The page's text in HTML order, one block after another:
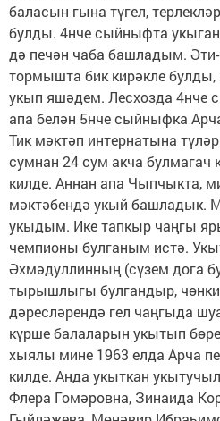
баласын гына түгел,
булды. 4нче сыйныфта
дә печән чаба башладым.
тормышта бик кирәкле булды,
укып яшәдем. Лесхозда 4нче
апа белән 5нче сыйныфка
Тик мәктәп интернатына
сумнан 24 сум акча булмагач
килде. Аннан апа Чыпчыкта,
мәктәбендә укый башладык.
укыдым. Ике тапкыр чаңгы
чемпионы булганым истә.
Әхмәдуллинның (сүзем дога
тырышлыгы булгандыр,
дәресләрендә гел чаңгыда
күрше балаларын укытып
хыялы мине 1963 елда Арча
килде. Анда укыткан
Флера Гомәровна, Зинаида